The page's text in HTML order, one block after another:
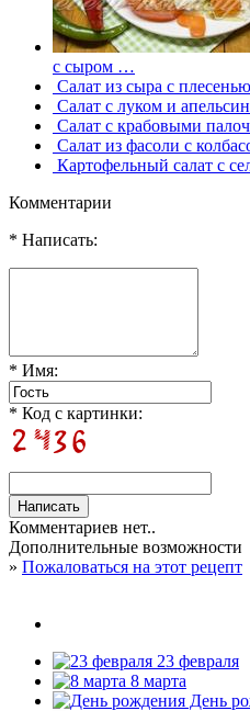
с сыром …
Салат из сыра с
Салат с луком и
Салат с крабовыми
Салат из фасоли с
Картофельный салат с
Комментарии
* Написать:
* Имя:
* Код с картинки:
Комментариев нет..
Дополнительные возможности
» Пожаловаться на этот рецепт
23 февраля
8 марта
День